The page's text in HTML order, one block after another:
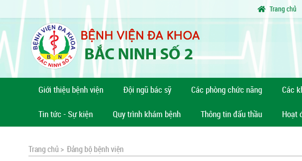
Trang chủ
Giới thiệu bệnh viện Đội ngũ bác sỹ Các phòng chức năng Các
Tin tức - Sự kiện Quy trình khám bệnh Thông tin đấu thầu Hoạt
Trang chủ > Đảng bộ bệnh viện